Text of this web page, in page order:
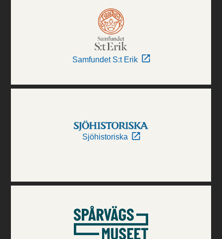
Samfundet S:t Erik
Sjöhistoriska